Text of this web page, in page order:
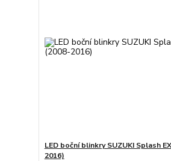
LED boční blinkry SUZUKI Splash
2016)